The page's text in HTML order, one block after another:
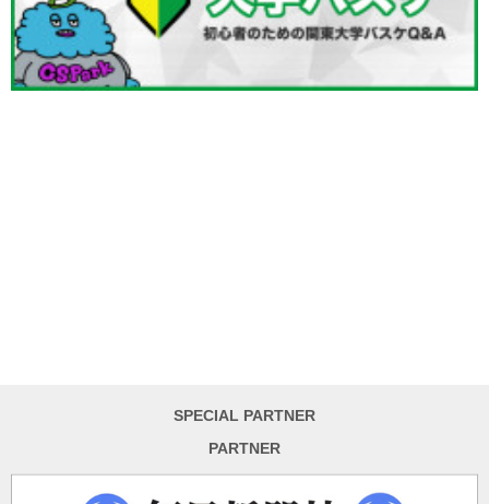
SPECIAL PARTNER
PARTNER